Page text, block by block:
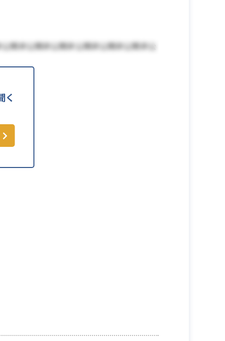
く
開非公開非公開非公開非公開非公開非公